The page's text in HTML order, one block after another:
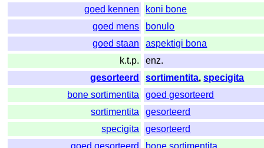
goed kennen
koni bone
goed mens
bonulo
goed staan
aspektigi bona
k.t.p.
enz.
gesorteerd
sortimentita,specigita
bone sortimentita
goed gesorteerd
sortimentita
gesorteerd
specigita
gesorteerd